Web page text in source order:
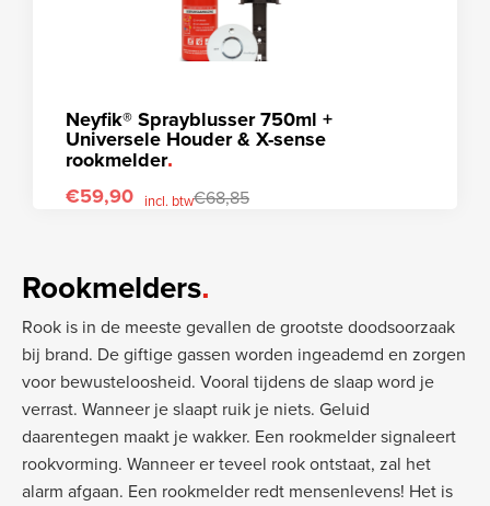
Neyfik® Sprayblusser 750ml +
Universele Houder & X-sense
rookmelder
€68,85
€59,90 incl. btw
Rookmelders
Rook is in de meeste gevallen de grootste doodsoorzaak
bij brand. De giftige gassen worden ingeademd en zorgen
voor bewusteloosheid. Vooral tijdens de slaap word je
verrast. Wanneer je slaapt ruik je niets. Geluid
daarentegen maakt je wakker. Een rookmelder signaleert
rookvorming. Wanneer er teveel rook ontstaat, zal het
alarm afgaan. Een rookmelder redt mensenlevens! Het is